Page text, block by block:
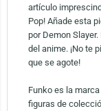
artículo
Pop! Añade esta
por Demon
del anime. ¡No te
que se agote!
Funko es la
figuras de